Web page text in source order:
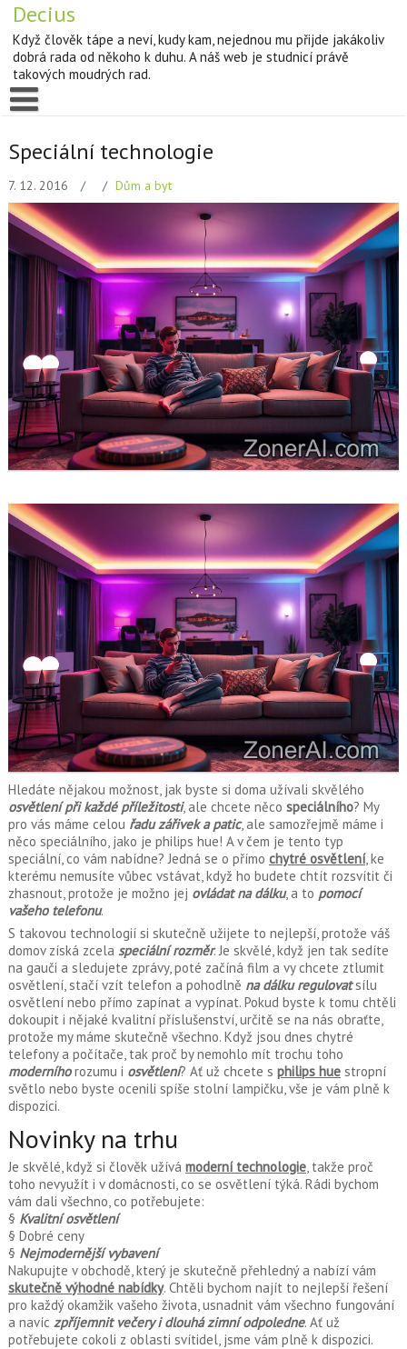
Decius
Když člověk tápe a neví, kudy kam, nejednou mu přijde jakákoliv
dobrá rada od někoho k duhu. A náš web je studnicí právě
takových moudrých rad.
Speciální technologie
7. 12. 2016 Dům a byt
Hledáte nějakou možnost, jak byste si doma užívali skvělého
osvětlení při každé příležitosti, ale chcete něco speciálního? My
pro vás máme celou řadu zářivek a patic, ale samozřejmě máme i
něco speciálního, jako je philips hue! A v čem je tento typ
speciální, co vám nabídne? Jedná se o přímo chytré osvětlení, ke
kterému nemusíte vůbec vstávat, když ho budete chtít rozsvítit či
zhasnout, protože je možno jej ovládat na dálku, a to pomocí
vašeho telefonu.
S takovou technologií si skutečně užijete to nejlepší, protože váš
domov získá zcela speciální rozměr. Je skvělé, když jen tak sedíte
na gauči a sledujete zprávy, poté začíná film a vy chcete ztlumit
osvětlení, stačí vzít telefon a pohodlně na dálku regulovatsílu
osvětlení nebo přímo zapínat a vypínat. Pokud byste k tomu chtěli
dokoupit i nějaké kvalitní příslušenství, určitě se na nás obraťte,
protože my máme skutečně všechno. Když jsou dnes chytré
telefony a počítače, tak proč by nemohlo mít trochu toho
moderníhorozumu i osvětlení? Ať už chcete s philips huestropní
světlo nebo byste ocenili spíše stolní lampičku, vše je vám plně k
dispozici.
Novinky na trhu
Je skvělé, když si člověk užívá moderní technologie, takže proč
toho nevyužít i v domácnosti, co se osvětlení týká. Rádi bychom
vám dali všechno, co potřebujete:
§ Kvalitní osvětlení
§ Dobré ceny
§ Nejmodernější vybavení
Nakupujte v obchodě, který je skutečně přehledný a nabízí vám
skutečně výhodné nabídky. Chtěli bychom najít to nejlepší řešení
pro každý okamžik vašeho života, usnadnit vám všechno fungování
a navíc zpříjemnit večery i dlouhá zimní odpoledne. Ať už
potřebujete cokoli z oblasti svítidel, jsme vám plně k dispozici.